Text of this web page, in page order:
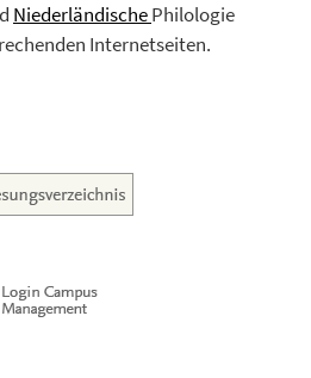
NiederländischePhilologie
Internetseiten.